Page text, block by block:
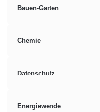
Bauen-Garten
Chemie
Datenschutz
Energiewende